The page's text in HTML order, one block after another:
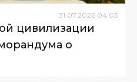
31 07 2026 04:03
цивилизации
о